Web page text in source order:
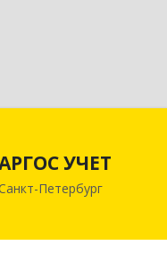
УЧЕТ
Петербург
Конституции пл,